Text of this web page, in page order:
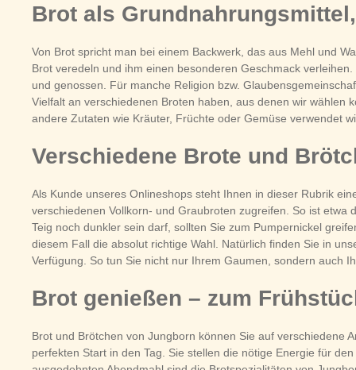
Brot als
Von Brot spricht man bei einem Backwerk, das aus Mehl und
Brot veredeln und ihm einen besonderen Geschmack
und genossen. Für manche Religion bzw.
Vielfalt an verschiedenen Broten haben, aus denen wir wählen
andere Zutaten wie Kräuter, Früchte oder Gemüse verwendet
Verschiedene Brote und
Als Kunde unseres Onlineshops steht Ihnen in dieser Rubrik
verschiedenen Vollkorn- und Graubroten zugreifen. So ist
Teig noch dunkler sein darf, sollten Sie zum Pumpernickel
diesem Fall die absolut richtige Wahl. Natürlich finden Sie in
Verfügung. So tun Sie nicht nur Ihrem Gaumen, sondern auch
Brot genießen – zum
Brot und Brötchen von Jungborn können Sie auf verschiedene
perfekten Start in den Tag. Sie stellen die nötige Energie für